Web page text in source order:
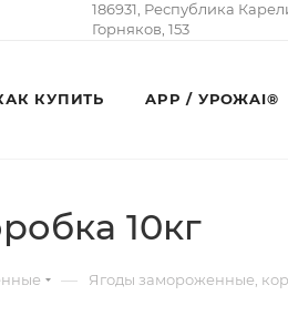
186931, Республика
Горняков, 153
КУПИТЬ APP / УРОЖAI®
10кг
— Ягоды замороженные,